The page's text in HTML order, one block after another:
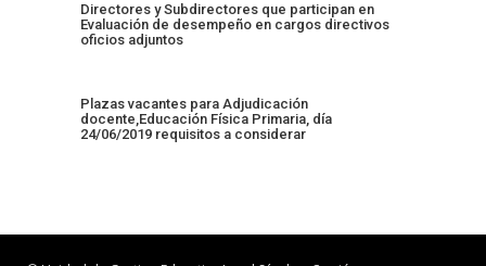
Directores y Subdirectores que participan en
Evaluación de desempeño en cargos directivos
oficios adjuntos
Plazas vacantes para Adjudicación
docente,Educación Física Primaria, día
24/06/2019 requisitos a considerar